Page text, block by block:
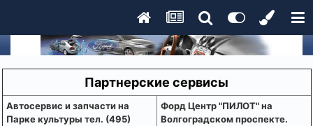
Партнерские сервисы
Aвтосервис и запчасти на
Парке культуры тел. (495)
Форд Центр "ПИЛОТ" на
Волгоградском проспекте.